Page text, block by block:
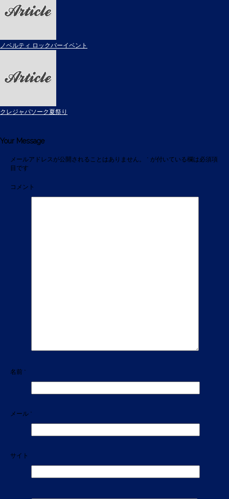
ノベルティ ロックバーイベント
クレジャパソーク夏祭り
Your Message
メールアドレスが公開されることはありません。 * が付いている欄は必須項
目です
コメント
名前 *
メール *
サイト